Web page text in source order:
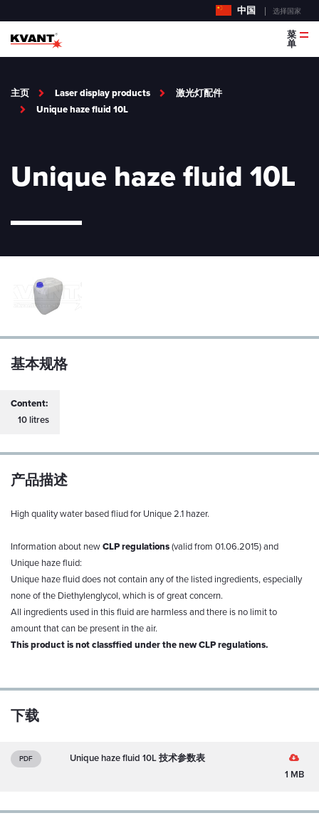
中国 选择国家
菜
单
主页 Laser display products
激光灯配件
Unique haze fluid 10L
Unique haze fluid 10L
基本规格
Content:
10 litres
产品描述
High quality water based fliud for Unique 2.1 hazer.
Information about newCLP regulations(valid from 01.06.2015) and
Unique haze fluid:
Unique haze fluid does not contain any of the listed ingredients, especially
none of the Diethylenglycol, which is of great concern.
All ingredients used in this fluid are harmless and there is no limit to
amount that can be present in the air.
This product is not classffied under the new CLP regulations.
下载
PDF
Unique haze fluid 10L 技术参数表
1 MB